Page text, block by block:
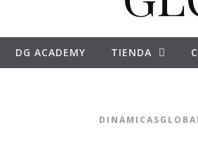
DG ACADEMY TIENDA